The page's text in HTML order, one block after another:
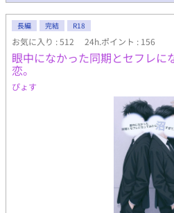
長編 完結 R18
お気に入り : 512 24h.ポイント : 156
眼中になかった同期とセフレに
恋。
ぴょす